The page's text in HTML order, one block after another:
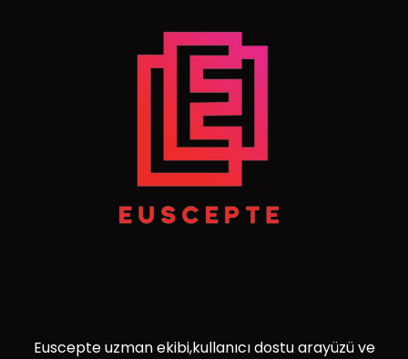
Euscepte uzman ekibi,kullanıcı dostu arayüzü ve